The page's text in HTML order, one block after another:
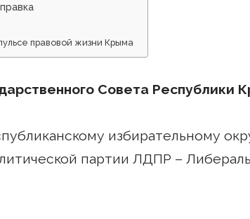
правовой жизни Крыма
Совета Республики
избирательному
партии ЛДПР –